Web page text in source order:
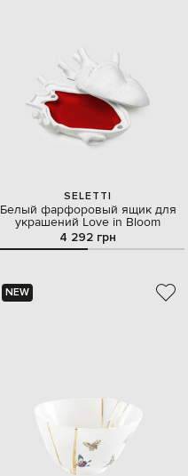
SELETTI
Белый фарфоровый ящик для
украшений Love in Bloom
4 292 грн
NEW